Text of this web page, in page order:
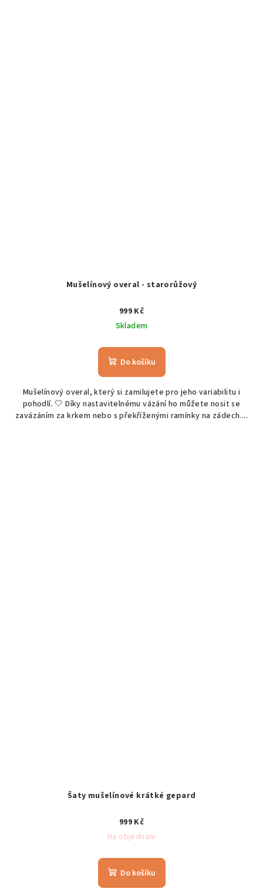
Mušelínový overal - starorůžový
999 Kč
Skladem
Do košíku
Mušelínový overal, který si zamilujete pro jeho variabilitu i
pohodlí. 🤍 Díky nastavitelnému vázání ho můžete nosit se
zavázáním za krkem nebo s překříženými ramínky na zádech....
Šaty mušelínové krátké gepard
999 Kč
Na objednání
Do košíku